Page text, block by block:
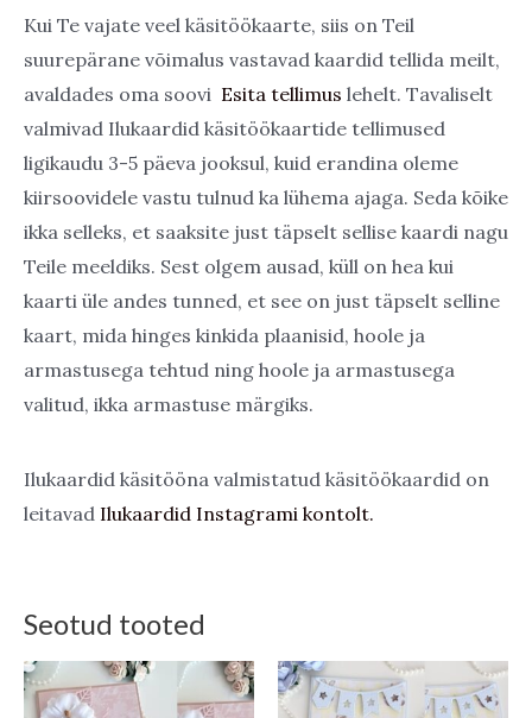
Kui Te vajate veel käsitöökaarte, siis on Teil
suurepärane võimalus vastavad kaardid tellida meilt,
avaldades oma soovi Esita tellimus lehelt. Tavaliselt
valmivad Ilukaardid käsitöökaartide tellimused
ligikaudu 3-5 päeva jooksul, kuid erandina oleme
kiirsoovidele vastu tulnud ka lühema ajaga. Seda kõike
ikka selleks, et saaksite just täpselt sellise kaardi nagu
Teile meeldiks. Sest olgem ausad, küll on hea kui
kaarti üle andes tunned, et see on just täpselt selline
kaart, mida hinges kinkida plaanisid, hoole ja
armastusega tehtud ning hoole ja armastusega
valitud, ikka armastuse märgiks.
Ilukaardid käsitööna valmistatud käsitöökaardid on
leitavad Ilukaardid Instagrami kontolt.
Seotud tooted